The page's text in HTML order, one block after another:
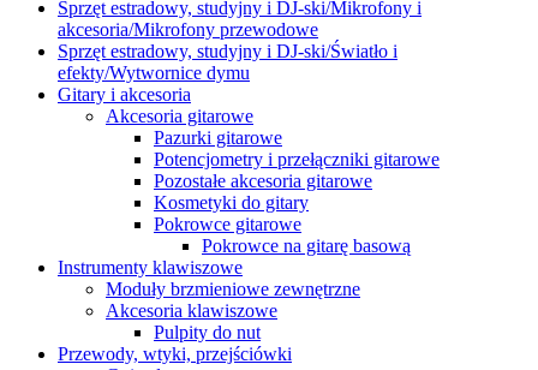
Sprzęt estradowy, studyjny i DJ-ski/Mikrofony i
akcesoria/Mikrofony przewodowe
Sprzęt estradowy, studyjny i DJ-ski/Światło i
efekty/Wytwornice dymu
Gitary i akcesoria
Akcesoria gitarowe
Pazurki gitarowe
Potencjometry i przełączniki gitarowe
Pozostałe akcesoria gitarowe
Kosmetyki do gitary
Pokrowce gitarowe
Pokrowce na gitarę basową
Instrumenty klawiszowe
Moduły brzmieniowe zewnętrzne
Akcesoria klawiszowe
Pulpity do nut
Przewody, wtyki, przejściówki